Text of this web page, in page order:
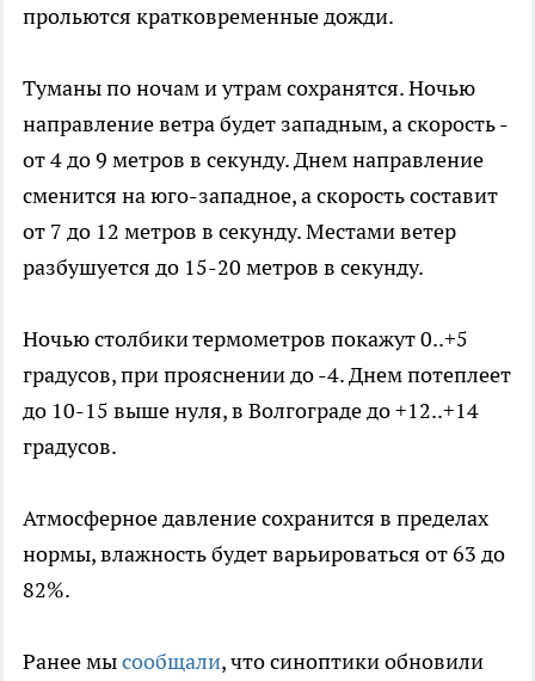
прольются кратковременные дожди.
Туманы по ночам и утрам сохранятся. Ночью
направление ветра будет западным, а скорость -
от 4 до 9 метров в секунду. Днем направление
сменится на юго-западное, а скорость составит
от 7 до 12 метров в секунду. Местами ветер
разбушуется до 15-20 метров в секунду.
Ночью столбики термометров покажут 0..+5
градусов, при прояснении до -4. Днем потеплеет
до 10-15 выше нуля, в Волгограде до +12..+14
градусов.
Атмосферное давление сохранится в пределах
нормы, влажность будет варьироваться от 63 до
82%.
Ранее мысообщали, что синоптики обновили